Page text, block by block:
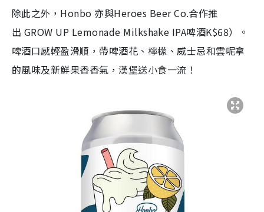
除此之外， Honbo 亦與Heroes Beer Co.合作推
出 GROW UP Lemonade Milkshake IPA啤酒K$68）。
啤酒口感輕盈滑順，帶啤酒花、檸檬、威士忌和雲呢拿
的風味及新鮮果香香氣，漢堡送小食一流！